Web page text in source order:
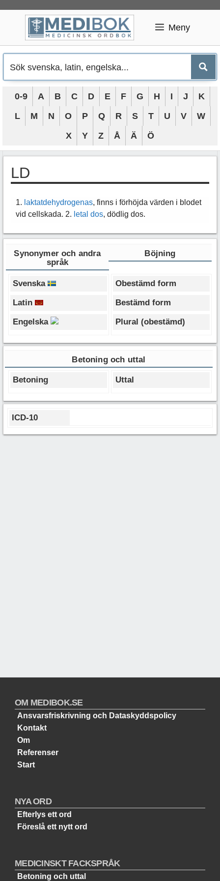
Meny
0-9 A B C D E F G H I J
K
L
M N O P Q R S T U V
W
X
Y Z Å Ä Ö
LD
1. laktatdehydrogenas, finns i förhöjda värden i blodet
vid cellskada. 2. letal dos, dödlig dos.
Synonymer och andra
språk
Böjning
Svenska
Latin
Engelska
Obestämd form
Bestämd form
Plural (obestämd)
Betoning och uttal
Betoning Uttal
ICD-10
OM MEDIBOK.SE
Ansvarsfriskrivning och Dataskyddspolicy
Kontakt
Om
Referenser
Start
NYA ORD
Efterlys ett ord
Föreslå ett nytt ord
MEDICINSKT FACKSPRÅK
Betoning och uttal